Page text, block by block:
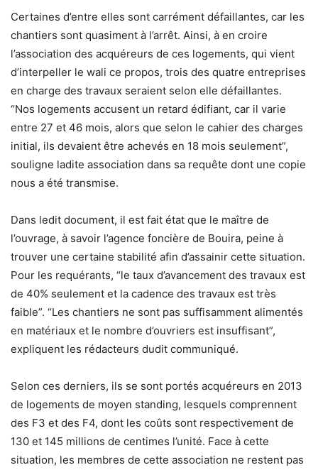
Certaines d’entre elles sont carrément défaillantes, car les
chantiers sont quasiment à l’arrêt. Ainsi, à en croire
l’association des acquéreurs de ces logements, qui vient
d’interpeller le wali ce propos, trois des quatre entreprises
en charge des travaux seraient selon elle défaillantes.
“Nos logements accusent un retard édifiant, car il varie
entre 27 et 46 mois, alors que selon le cahier des charges
initial, ils devaient être achevés en 18 mois seulement”,
souligne ladite association dans sa requête dont une copie
nous a été transmise.
Dans ledit document, il est fait état que le maître de
l’ouvrage, à savoir l’agence foncière de Bouira, peine à
trouver une certaine stabilité afin d’assainir cette situation.
Pour les requérants, “le taux d’avancement des travaux est
de 40% seulement et la cadence des travaux est très
faible”. “Les chantiers ne sont pas suffisamment alimentés
en matériaux et le nombre d’ouvriers est insuffisant”,
expliquent les rédacteurs dudit communiqué.
Selon ces derniers, ils se sont portés acquéreurs en 2013
de logements de moyen standing, lesquels comprennent
des F3 et des F4, dont les coûts sont respectivement de
130 et 145 millions de centimes l’unité. Face à cette
situation, les membres de cette association ne restent pas